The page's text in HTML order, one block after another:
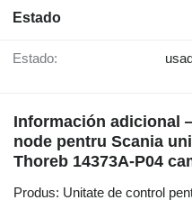
Estado
Estado:
Información adicional
node pentru Scania
Thoreb 14373A-P04
Produs: Unitate de control